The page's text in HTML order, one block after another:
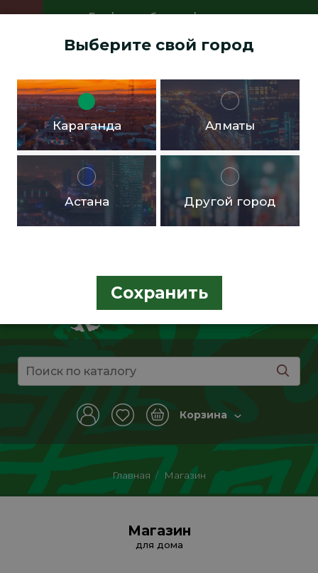
График работы офисов:
13:00 до 14:00 Суббота, воскресенье -
Доставка бесплатная в черте города от 10.000тг!
Корзина
Главная / Магазин
Магазин
для дома
Выберите свой город
Караганда Алматы
Астана Другой город
Сохранить